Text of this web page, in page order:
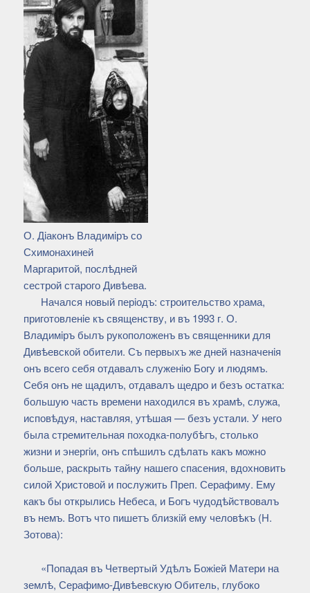
О. Дiаконъ Владимiръ со
Схимонахиней
Маргаритой, послѣдней
сестрой старого Дивѣева.
Начался новый перiодъ: строительство храма,
приготовленiе къ священству, и въ 1993 г. О.
Владимiръ былъ рукоположенъ въ священники для
Дивѣевской обители. Съ первыхъ же дней назначенiя
онъ всего себя отдавалъ служенiю Богу и людямъ.
Себя онъ не щадилъ, отдавалъ щедро и безъ остатка:
большую часть времени находился въ храмѣ, служа,
исповѣдуя, наставляя, утѣшая — безъ устали. У него
была стремительная походка-полубѣгъ, столько
жизни и энергiи, онъ спѣшилъ сдѣлать какъ можно
больше, раскрыть тайну нашего спасения, вдохновить
силой Христовой и послужить Преп. Серафиму. Ему
какъ бы открылись Небеса, и Богъ чудодѣйствовалъ
въ немъ. Вотъ что пишетъ близкiй ему человѣкъ (Н.
Зотова):
«Попадая въ Четвертый Удѣлъ Божiей Матери на
землѣ, Серафимо-Дивѣевскую Обитель, глубоко